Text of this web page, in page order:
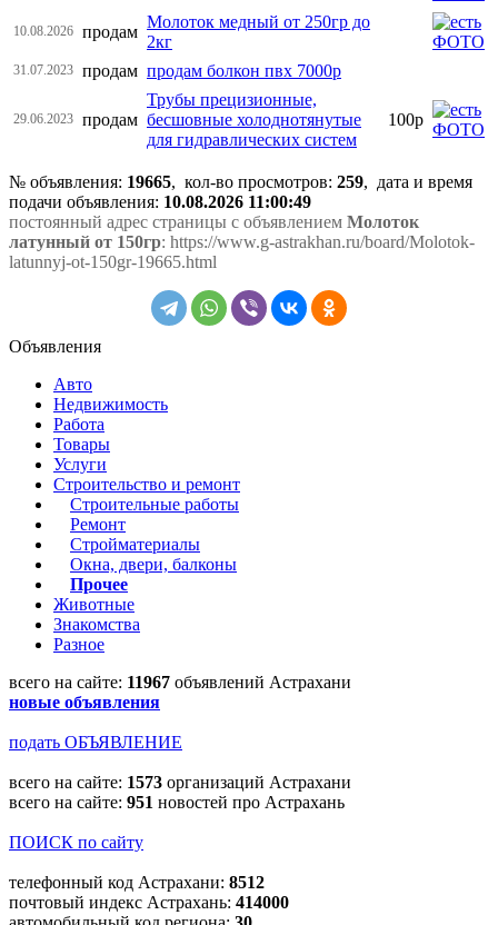
10.08.2026 продам
Молоток медный от 250гр до
2кг
31.07.2023 продам продам болкон пвх 7000р
29.06.2023 продам
Трубы прецизионные,
бесшовные холоднотянутые
для гидравлических систем
100р
№ объявления: 19665, кол-во просмотров: 259, дата и время
подачи объявления: 10.08.2026 11:00:49
постоянный адрес страницы с объявлением Молоток
латунный от 150гр: https://www.g-astrakhan.ru/board/Molotok-
latunnyj-ot-150gr-19665.html
Объявления
Авто
Недвижимость
Работа
Товары
Услуги
Строительство и ремонт
Строительные работы
Ремонт
Стройматериалы
Окна, двери, балконы
Прочее
Животные
Знакомства
Разное
всего на сайте: 11967 объявлений Астрахани
новые объявления
подать ОБЪЯВЛЕНИЕ
всего на сайте: 1573 организаций Астрахани
всего на сайте: 951 новостей про Астрахань
ПОИСК по сайту
телефонный код Астрахани: 8512
почтовый индекс Астрахань: 414000